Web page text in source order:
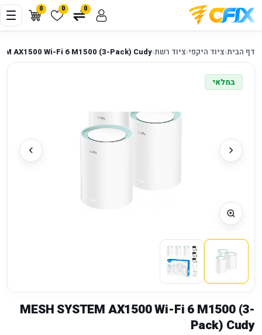
0 0 0
דף הבית‹ציוד היקפי‹ציוד רשת‹
AX1500 Wi-Fi 6 M1500 (3-Pack) Cudy
במלאי
MESH SYSTEM AX1500 Wi-Fi 6 M1500 (3-
Pack) Cudy